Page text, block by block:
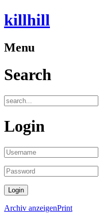
killhill
Menu
Search
Login
Archiv anzeigenPrint